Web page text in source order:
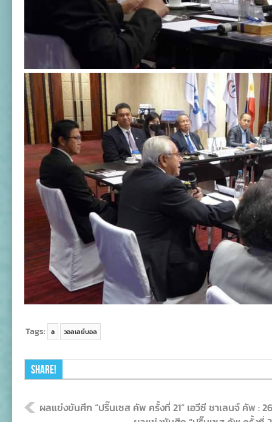
Tags: a วอลเลย์บอล
Share!
ผลแข่งขันศึก “ปริ๊นเซส คัพ ครั้งที่ 21” เอวีซี ชาเลนจ์ คัพ :